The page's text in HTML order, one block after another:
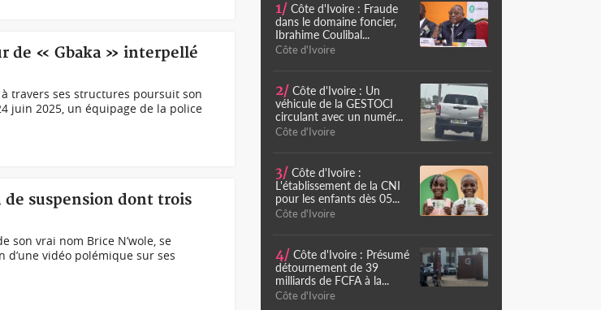
de « Gbaka » interpellé
travers ses structures poursuit son
juin 2025, un équipage de la police
suspension dont trois
son vrai nom Brice N’wole, se
vidéo polémique sur ses
1/ Côte d'Ivoire : Fraude
dans le domaine foncier,
Ibrahime Coulibal...
Côte d'Ivoire
2/ Côte d'Ivoire : Un
véhicule de la GESTOCI
circulant avec un numér...
Côte d'Ivoire
3/ Côte d'Ivoire :
L'établissement de la CNI
pour les enfants dès 05...
Côte d'Ivoire
4/ Côte d'Ivoire : Présumé
détournement de 39
milliards de FCFA à la...
Côte d'Ivoire